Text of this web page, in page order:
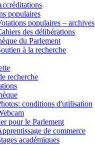
populaires
populaires – archives
des délibérations
du Parlement
à la recherche
recherche
conditions d'utilisation
pour le Parlement
de commerce
académiques